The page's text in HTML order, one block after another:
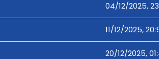
04/12/2025,
11/12/2025,
20/12/2025,